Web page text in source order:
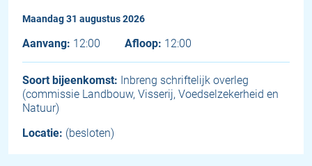
maandag 31 augustus 2026
Aanvang: 12:00 Afloop: 12:00
Soort bijeenkomst: Inbreng schriftelijk overleg
(commissie Landbouw, Visserij, Voedselzekerheid en
Natuur)
Locatie: (besloten)